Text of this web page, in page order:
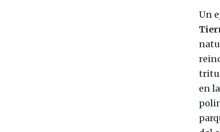
Un
en